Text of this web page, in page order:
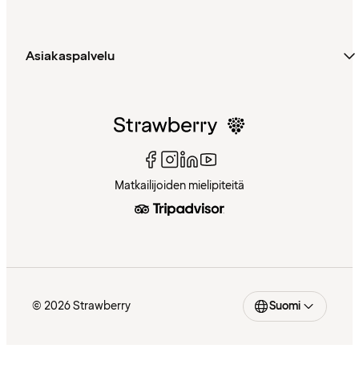
Asiakaspalvelu
Matkailijoiden mielipiteitä
© 2026 Strawberry Suomi